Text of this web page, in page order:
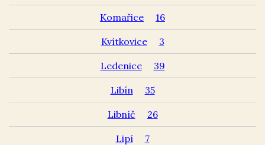
Komařice 16
Kvítkovice 3
Ledenice 39
Libín 35
Libníč 26
Lipí 7